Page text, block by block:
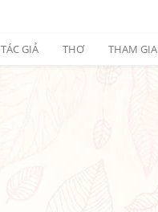
TÁC GIẢ THƠ THAM GIA